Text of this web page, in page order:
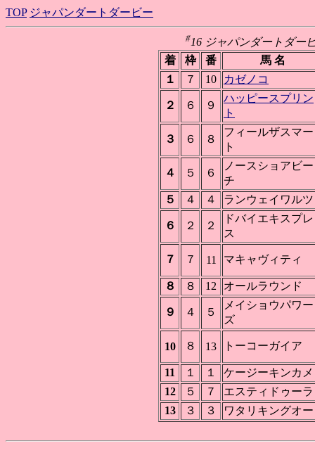
TOP ジャパンダートダービー
#16 ジャパンダートダー
着
枠 番
馬 名
１
７ 10 カゼノコ
２ ６ ９
ハッピースプリン
ト
３ ６ ８
フィールザスマー
ト
４ ５ ６
ノースショアビー
チ
５
４ ４ ランウェイワルツ
６ ２ ２
ドバイエキスプレ
ス
７ ７ 11 マキャヴィティ
８ ８ 12 オールラウンド
９ ４ ５
メイショウパワー
ズ
10 ８ 13 トーコーガイア
11 １ １
ケージーキンカメ
12
５ ７
エスティドゥーラ
13
３ ３ ワタリキングオー